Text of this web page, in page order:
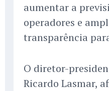
aumentar a
operadores e
transparência
O diretor-
Ricardo Lasmar,